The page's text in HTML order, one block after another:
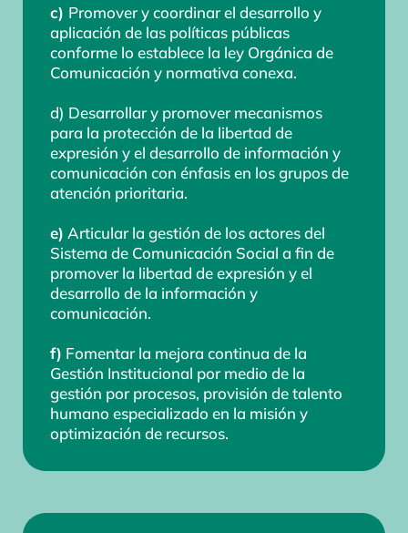
c) Promover y coordinar el desarrollo y
aplicación de las políticas públicas
conforme lo establece la ley Orgánica de
Comunicación y normativa conexa.
d) Desarrollar y promover mecanismos
para la protección de la libertad de
expresión y el desarrollo de información y
comunicación con énfasis en los grupos de
atención prioritaria.
e) Articular la gestión de los actores del
Sistema de Comunicación Social a fin de
promover la libertad de expresión y el
desarrollo de la información y
comunicación.
f) Fomentar la mejora continua de la
Gestión Institucional por medio de la
gestión por procesos, provisión de talento
humano especializado en la misión y
optimización de recursos.